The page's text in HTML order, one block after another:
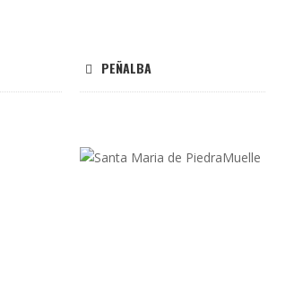
PEÑALBA